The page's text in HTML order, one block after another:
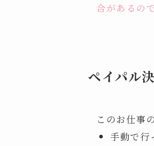
合があるの
ペイパル
このお仕事
手動で行